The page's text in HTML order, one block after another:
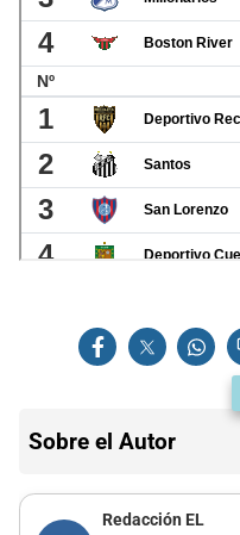
Sobre el Autor
Redacción EL